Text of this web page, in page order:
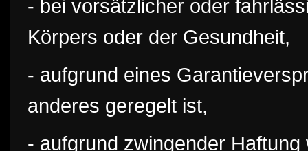
- bei vorsätzlicher oder
Körpers oder der Gesundheit,
- aufgrund eines
anderes geregelt ist,
- aufgrund zwingender